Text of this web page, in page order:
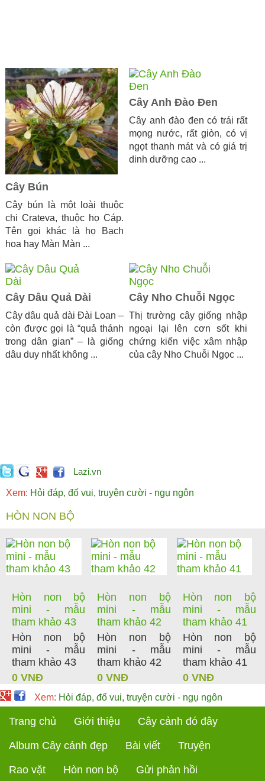
Cây Bún
Cây bún là một loài thuộc
chi Crateva, thuộc họ Cáp.
Tên gọi khác là họ Bạch
hoa hay Màn Màn ...
Cây Anh Đào Đen
Cây anh đào đen có trái rất
mọng nước, rất giòn, có vị
ngọt thanh mát và có giá trị
dinh dưỡng cao ...
Cây Dâu Quả Dài
Cây dâu quả dài Đài Loan –
còn được gọi là “quả thánh
trong dân gian” – là giống
dâu duy nhất không ...
Cây Nho Chuỗi Ngọc
Thị trường cây giống nhập
ngoại lại lên cơn sốt khi
chứng kiến việc xâm nhập
của cây Nho Chuỗi Ngọc ...
Lazi.vn
Xem: Hỏi đáp, đố vui, truyện cười - ngụ ngôn
HÒN NON BỘ
Hòn non bộ
mini - mẫu
tham khảo 43
Hòn non bộ
mini - mẫu
tham khảo 43
0 VNĐ
Hòn non bộ
mini - mẫu
tham khảo 42
Hòn non bộ
mini - mẫu
tham khảo 42
0 VNĐ
Hòn non bộ
mini - mẫu
tham khảo 41
Hòn non bộ
mini - mẫu
tham khảo 41
0 VNĐ
Xem: Hỏi đáp, đố vui, truyện cười - ngụ ngôn
Trang chủ Giới thiệu Cây cảnh đó đây
Album Cây cảnh đẹp Bài viết Truyện
Rao vặt Hòn non bộ Gửi phản hồi